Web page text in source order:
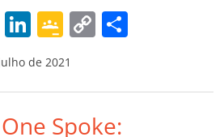
m
W
A
Li
n
k
e
dI
G
o
o
gl
e
C
y
Li
p
de 2021
Spoke: